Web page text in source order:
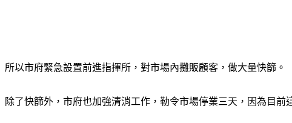
所以市府緊急設置前進指揮所，對市場內攤販顧客，做大量快篩。
除了快篩外，市府也加強清消工作，勒令市場停業三天，因為目前